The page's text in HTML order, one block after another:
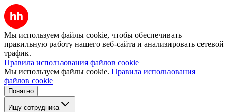
Мы используем файлы cookie, чтобы обеспечивать
правильную работу нашего веб-сайта и анализировать сетевой
трафик.
Правила использования файлов cookie
Мы используем файлы cookie. Правила использования
файлов cookie
Понятно
Ищу сотрудника